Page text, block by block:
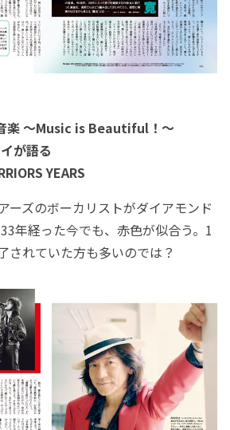
楽 ～Music is Beautiful！～
が語る
YEARS
ーズのボーカリストがダイアモンド
年経った今でも、赤色が似合う。1
されていた方も多いのでは？